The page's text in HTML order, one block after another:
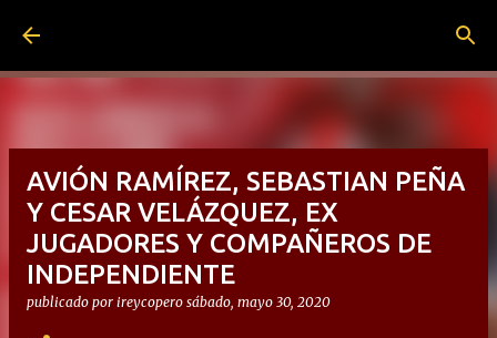
AVIÓN RAMÍREZ, SEBASTIAN PEÑA
Y CESAR VELÁZQUEZ, EX
JUGADORES Y COMPAÑEROS DE
INDEPENDIENTE
publicado por ireycopero sábado, mayo 30, 2020